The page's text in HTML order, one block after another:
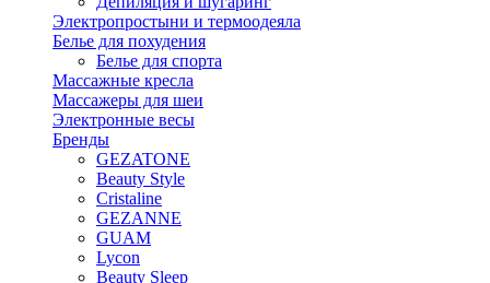
Электропростыни и термоодеяла
Белье для похудения
Белье для спорта
Массажные кресла
Массажеры для шеи
Электронные весы
Бренды
GEZATONE
Beauty Style
Cristaline
GEZANNE
GUAM
Lycon
Beauty Sleep